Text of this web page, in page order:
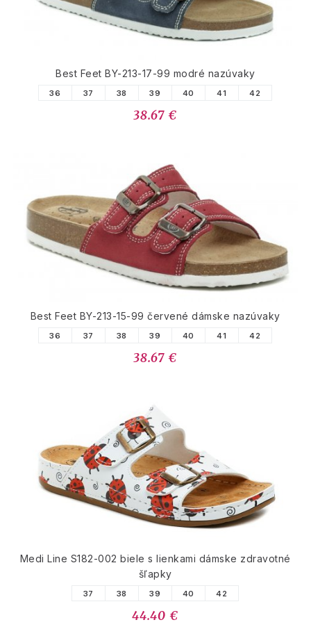
Best Feet BY-213-17-99 modré nazúvaky
36 37 38 39 40 41 42
38.67 €
Best Feet BY-213-15-99 červené dámske nazúvaky
36 37 38 39 40 41 42
38.67 €
Medi Line S182-002 biele s lienkami dámske zdravotné
šľapky
37 38 39 40 42
44.40 €